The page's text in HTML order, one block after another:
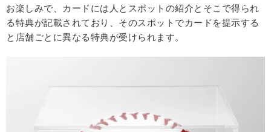
お楽しみで、カードには人とスポットの紹介とそこで得られ
る特典が記載されており、そのスポットでカードを提示する
と店舗ごとに異なる特典が受けられます。